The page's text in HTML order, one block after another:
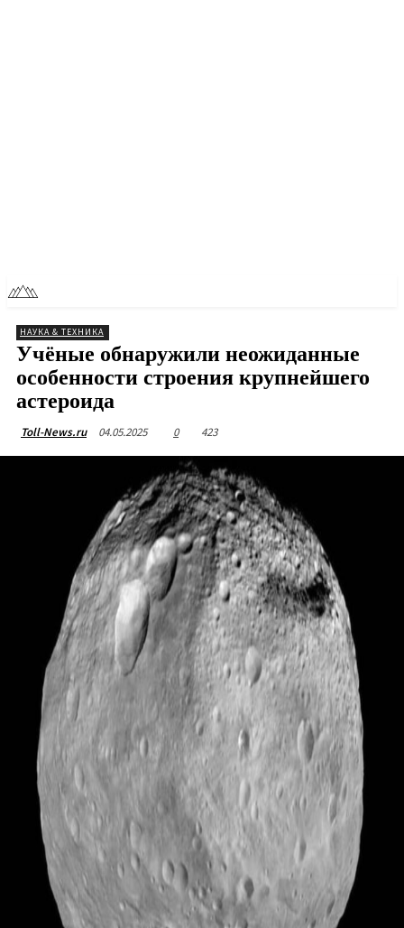
НАУКА & ТЕХНИКА
Учёные обнаружили неожиданные
особенности строения крупнейшего
астероида
Toll-News.ru 04.05.2025 0 423